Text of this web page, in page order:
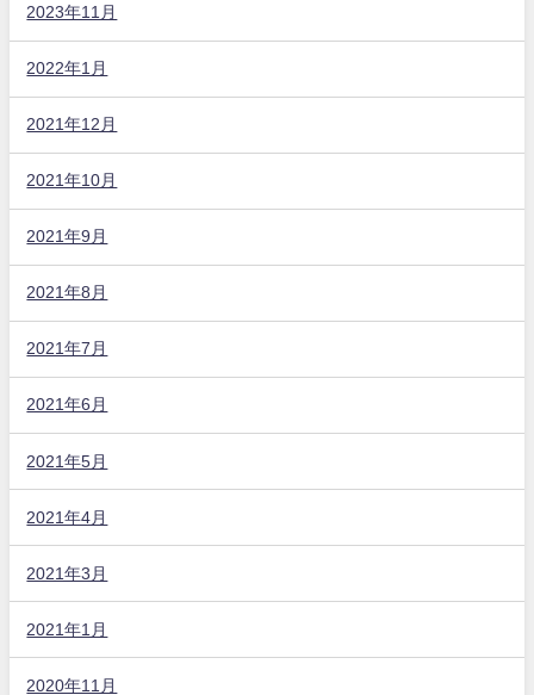
2023年11月
2022年1月
2021年12月
2021年10月
2021年9月
2021年8月
2021年7月
2021年6月
2021年5月
2021年4月
2021年3月
2021年1月
2020年11月